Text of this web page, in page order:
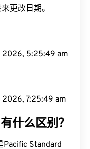
更改日期。
2026, 5:25:50 am
2026, 7:25:50 am
什么区别？
Pacific Standard